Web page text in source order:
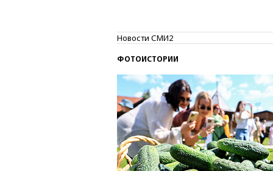
Новости СМИ2
ФОТОИСТОРИИ